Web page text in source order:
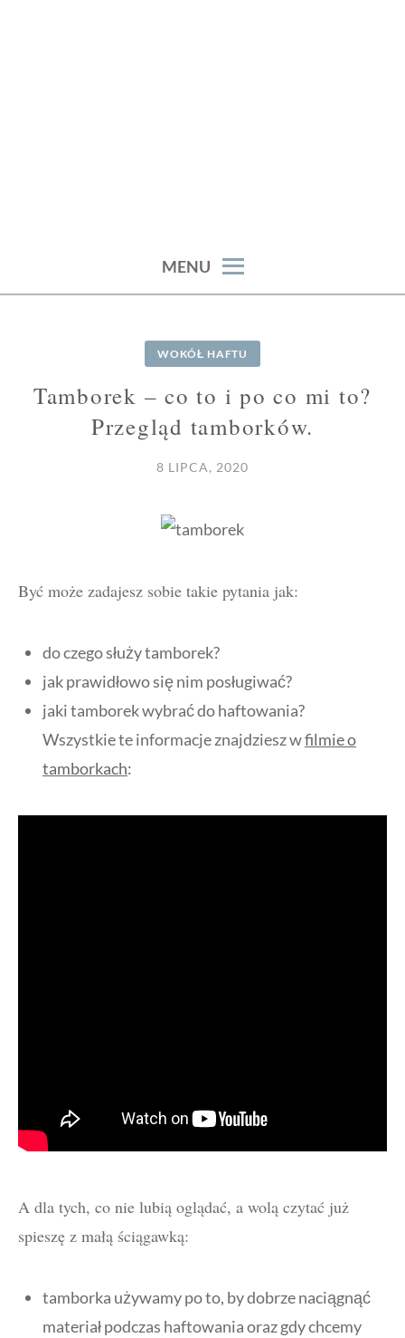
MENU
WOKÓŁ HAFTU
Tamborek – co to i po co mi to?
Przegląd tamborków.
8 LIPCA, 2020
Być może zadajesz sobie takie pytania jak:
do czego służy tamborek?
jak prawidłowo się nim posługiwać?
jaki tamborek wybrać do haftowania?
Wszystkie te informacje znajdziesz wfilmie o
tamborkach:
A dla tych, co nie lubią oglądać, a wolą czytać już
spieszę z małą ściągawką:
tamborka używamy po to, by dobrze naciągnąć
materiał podczas haftowania oraz gdy chcemy